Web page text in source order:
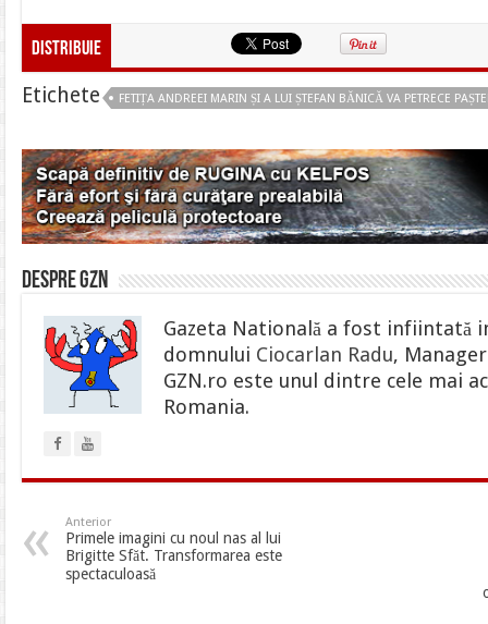
Distribuie
Etichete FETIȚA ANDREEI MARIN ȘI A LUI ȘTEFAN BĂNICĂ VA PETRECE
Despre gzn
Gazeta Natională a fost infiintată
domnului Ciocarlan Radu,
GZN.ro este unul dintre cele mai
Romania.
Anterior
Primele imagini cu noul nas al lui
Brigitte Sfăt. Transformarea este
spectaculoasă